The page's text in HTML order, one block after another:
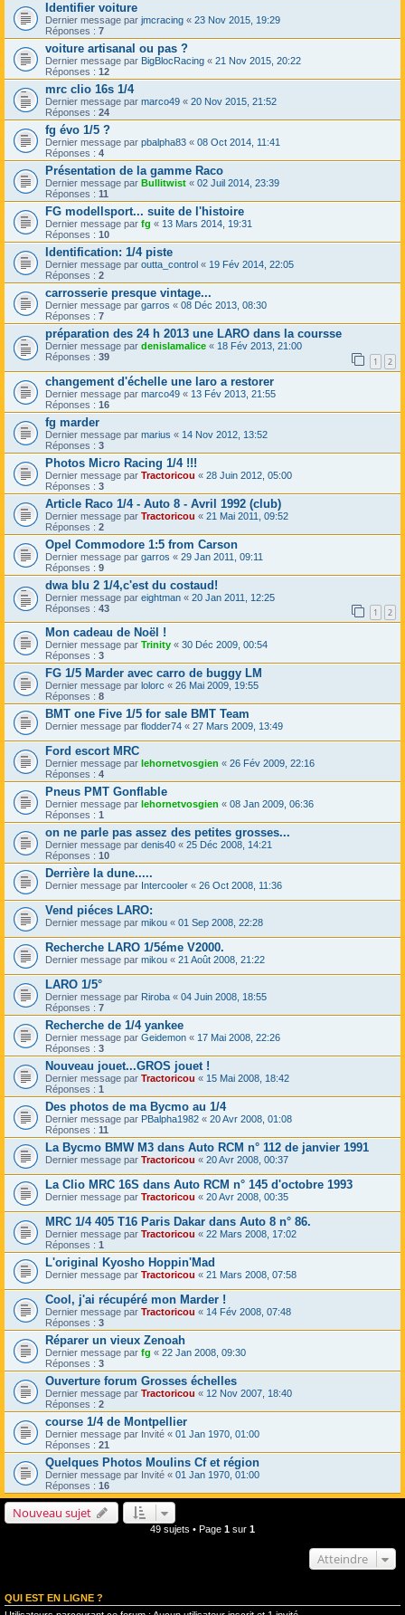
Identifier voiture
Dernier message par jmcracing « 23 Nov 2015, 19:29
Réponses : 7
voiture artisanal ou pas ?
Dernier message par BigBlocRacing « 21 Nov 2015, 20:22
Réponses : 12
mrc clio 16s 1/4
Dernier message par marco49 « 20 Nov 2015, 21:52
Réponses : 24
fg évo 1/5 ?
Dernier message par pbalpha83 « 08 Oct 2014, 11:41
Réponses : 4
Présentation de la gamme Raco
Dernier message par Bullitwist « 02 Juil 2014, 23:39
Réponses : 11
FG modellsport... suite de l'histoire
Dernier message par fg « 13 Mars 2014, 19:31
Réponses : 10
Identification: 1/4 piste
Dernier message par outta_control « 19 Fév 2014, 22:05
Réponses : 2
carrosserie presque vintage...
Dernier message par garros « 08 Déc 2013, 08:30
Réponses : 7
préparation des 24 h 2013 une LARO dans la coursse
Dernier message par denislamalice « 18 Fév 2013, 21:00
Réponses : 39 1 2
changement d'échelle une laro a restorer
Dernier message par marco49 « 13 Fév 2013, 21:55
Réponses : 16
fg marder
Dernier message par marius « 14 Nov 2012, 13:52
Réponses : 3
Photos Micro Racing 1/4 !!!
Dernier message par Tractoricou « 28 Juin 2012, 05:00
Réponses : 3
Article Raco 1/4 - Auto 8 - Avril 1992 (club)
Dernier message par Tractoricou « 21 Mai 2011, 09:52
Réponses : 2
Opel Commodore 1:5 from Carson
Dernier message par garros « 29 Jan 2011, 09:11
Réponses : 9
dwa blu 2 1/4,c'est du costaud!
Dernier message par eightman « 20 Jan 2011, 12:25
Réponses : 43 1 2
Mon cadeau de Noël !
Dernier message par Trinity « 30 Déc 2009, 00:54
Réponses : 3
FG 1/5 Marder avec carro de buggy LM
Dernier message par lolorc « 26 Mai 2009, 19:55
Réponses : 8
BMT one Five 1/5 for sale BMT Team
Dernier message par flodder74 « 27 Mars 2009, 13:49
Ford escort MRC
Dernier message par lehornetvosgien « 26 Fév 2009, 22:16
Réponses : 4
Pneus PMT Gonflable
Dernier message par lehornetvosgien « 08 Jan 2009, 06:36
Réponses : 1
on ne parle pas assez des petites grosses...
Dernier message par denis40 « 25 Déc 2008, 14:21
Réponses : 10
Derrière la dune.....
Dernier message par Intercooler « 26 Oct 2008, 11:36
Vend piéces LARO:
Dernier message par mikou « 01 Sep 2008, 22:28
Recherche LARO 1/5éme V2000.
Dernier message par mikou « 21 Août 2008, 21:22
LARO 1/5°
Dernier message par Riroba « 04 Juin 2008, 18:55
Réponses : 7
Recherche de 1/4 yankee
Dernier message par Geidemon « 17 Mai 2008, 22:26
Réponses : 3
Nouveau jouet...GROS jouet !
Dernier message par Tractoricou « 15 Mai 2008, 18:42
Réponses : 1
Des photos de ma Bycmo au 1/4
Dernier message par PBalpha1982 « 20 Avr 2008, 01:08
Réponses : 11
La Bycmo BMW M3 dans Auto RCM n° 112 de janvier 1991
Dernier message par Tractoricou « 20 Avr 2008, 00:37
La Clio MRC 16S dans Auto RCM n° 145 d'octobre 1993
Dernier message par Tractoricou « 20 Avr 2008, 00:35
MRC 1/4 405 T16 Paris Dakar dans Auto 8 n° 86.
Dernier message par Tractoricou « 22 Mars 2008, 17:02
Réponses : 1
L'original Kyosho Hoppin'Mad
Dernier message par Tractoricou « 21 Mars 2008, 07:58
Cool, j'ai récupéré mon Marder !
Dernier message par Tractoricou « 14 Fév 2008, 07:48
Réponses : 3
Réparer un vieux Zenoah
Dernier message par fg « 22 Jan 2008, 09:30
Réponses : 3
Ouverture forum Grosses échelles
Dernier message par Tractoricou « 12 Nov 2007, 18:40
Réponses : 2
course 1/4 de Montpellier
Dernier message par Invité « 01 Jan 1970, 01:00
Réponses : 21
Quelques Photos Moulins Cf et région
Dernier message par Invité « 01 Jan 1970, 01:00
Réponses : 16
Nouveau sujet
49 sujets • Page 1 sur 1
Atteindre
QUI EST EN LIGNE ?